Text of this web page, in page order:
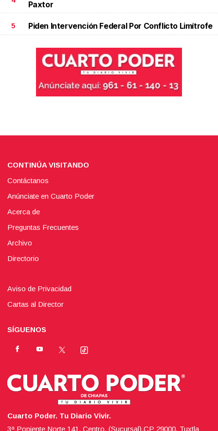
Paxtor
5 Piden Intervención Federal Por Conflicto Limítrofe
CONTINÚA VISITANDO
Contáctanos
Anúnciate en Cuarto Poder
Acerca de
Preguntas Frecuentes
Archivo
Directorio
Aviso de Privacidad
Cartas al Director
SÍGUENOS
Cuarto Poder. Tu Diario Vivir.
3ª Poniente Norte 141, Centro, (Sucursal),CP 29000, Tuxtla